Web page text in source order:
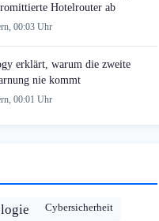
Hotelrouter ab
00:03 Uhr
erklärt, warum die zweite
nie kommt
00:01 Uhr
Cybersicherheit